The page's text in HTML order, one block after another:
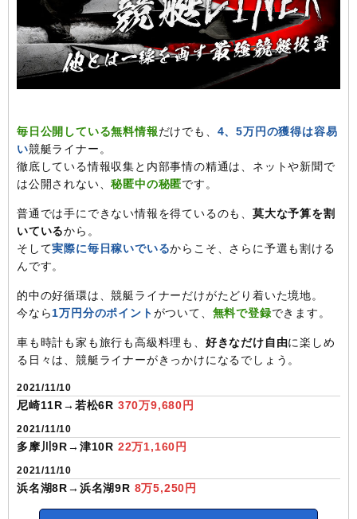
毎日公開している無料情報だけでも、 4、5万円の獲得は容易
い競艇ライナー。
徹底している情報収集と内部事情の精通は、ネットや新聞で
は公開されない、秘匿中の秘匿です。
普通では手にできない情報を得ているのも、 莫大な予算を割
いているから。
そして実際に毎日稼いでいるからこそ、さらに予選も割ける
んです。
的中の好循環は、競艇ライナーだけがたどり着いた境地。
今なら1万円分のポイントがついて、 無料で登録できます。
車も時計も家も旅行も高級料理も、 好きなだけ自由に楽しめ
る日々は、競艇ライナーがきっかけになるでしょう。
2021/11/10
尼崎11R→若松6R 370万9,680円
2021/11/10
多摩川9R→津10R 22万1,160円
2021/11/10
浜名湖8R→浜名湖9R 8万5,250円